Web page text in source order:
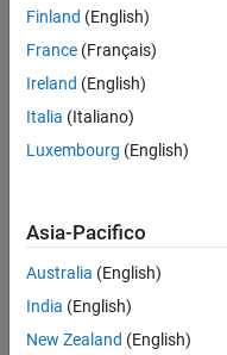
Finland (English)
France (Français)
Ireland (English)
Italia (Italiano)
Luxembourg (English)
Asia-Pacifico
Australia (English)
India (English)
New Zealand (English)